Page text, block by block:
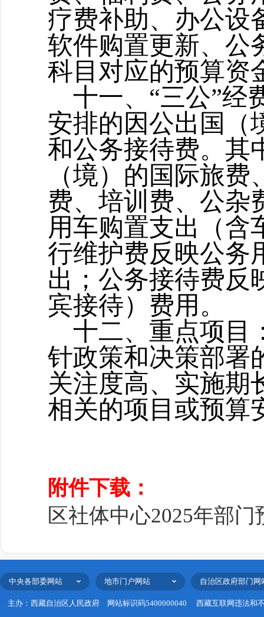
疗费补助、办公设
软件购置更新、公
科目对应的预算资
十一、 “三公”经
安排的因公出国（
和公务接待费。其
（境）的国际旅
费、培训费、公杂
用车购置支出（含
行维护费反映公务
出；公务接待费反
宾接待）费用。
十二、 重点项目
针政策和决策部署
关注度高、实施期
相关的项目或预算
附件下载：
区社体中心2025年部
中央各部委网站 地市门户网站 自治区政府部门网
主办：西藏自治区人民政府 网站标识码5400000040 西藏互联网违法和